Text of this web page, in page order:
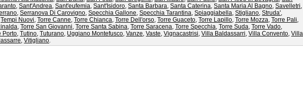
,Sant'Andrea ,Sant'eufemia ,Sant'Isidoro ,Santa Barbara ,Santa Caterina ,Santa Maria Al Bagno ,Savelletri
,Serranova Di Carovigno ,Specchia Gallone ,Specchia Tarantina ,Spiaggiabella ,Stigliano ,Struda'
,Tempi Nuovi ,Torre Canne ,Torre Chianca ,Torre Dell'orso ,Torre Guaceto ,Torre Lapillo ,Torre Mozza ,Torre Pali
,Torre San Giovanni ,Torre Santa Sabina ,Torre Saracena ,Torre Specchia ,Torre Suda ,Torre Vado
Porto ,Tutino ,Tuturano Uggiano Montefusco ,Vanze ,Vaste ,Vignacastrisi ,Villa Baldassarri ,Villa Convento ,Villa
,Vitigliano